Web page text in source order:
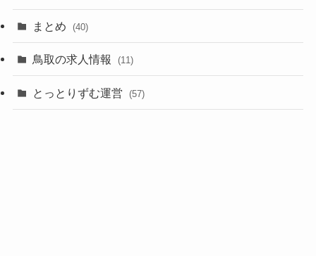
まとめ (40)
鳥取の求人情報 (11)
とっとりずむ運営 (57)